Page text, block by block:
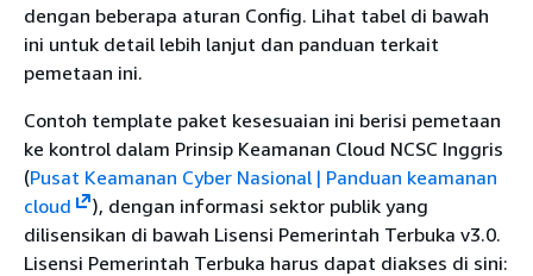
dengan beberapa aturan Config. Lihat tabel di bawah
ini untuk detail lebih lanjut dan panduan terkait
pemetaan ini.
Contoh template paket kesesuaian ini berisi pemetaan
ke kontrol dalam Prinsip Keamanan Cloud NCSC Inggris
(Pusat Keamanan Cyber Nasional | Panduan keamanan
cloud
), dengan informasi sektor publik yang
dilisensikan di bawah Lisensi Pemerintah Terbuka v3.0.
Lisensi Pemerintah Terbuka harus dapat diakses di sini: